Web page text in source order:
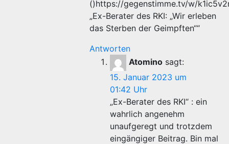
()https://gegenstimme.tv/w/
„Ex-Berater des RKI: „Wir erleben
das Sterben der Geimpften““
Antworten
Atomino sagt:
15. Januar 2023 um
01:42 Uhr
„Ex-Berater des RKI“ : ein
wahrlich angenehm
unaufgeregt und trotzdem
eingängiger Beitrag. Bin mal